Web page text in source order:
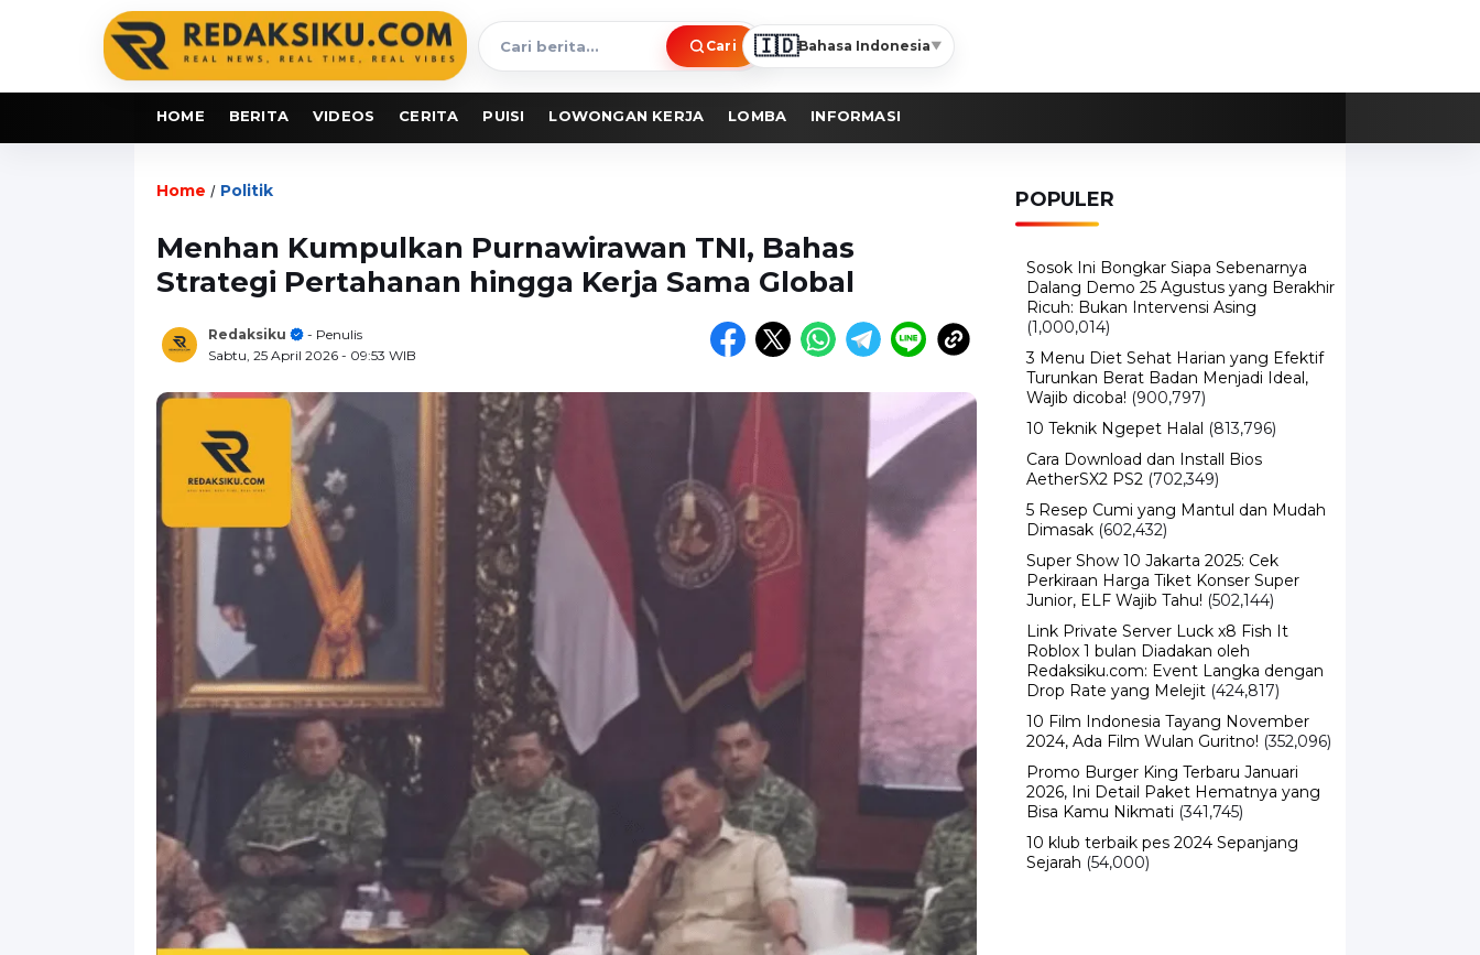
Cari
berita
Cari 🇮🇩Bahasa Indonesia▼
HOME BERITA VIDEOS CERITA PUISI LOWONGAN KERJA LOMBA INFORMASI
Home / Politik
Menhan Kumpulkan Purnawirawan TNI, Bahas
Strategi Pertahanan hingga Kerja Sama Global
Redaksiku
- Penulis
Sabtu, 25 April 2026 - 09:53 WIB
POPULER
Sosok Ini Bongkar Siapa Sebenarnya
Dalang Demo 25 Agustus yang Berakhir
Ricuh: Bukan Intervensi Asing
(1,000,014)
3 Menu Diet Sehat Harian yang Efektif
Turunkan Berat Badan Menjadi Ideal,
Wajib dicoba! (900,797)
10 Teknik Ngepet Halal (813,796)
Cara Download dan Install Bios
AetherSX2 PS2 (702,349)
5 Resep Cumi yang Mantul dan Mudah
Dimasak (602,432)
Super Show 10 Jakarta 2025: Cek
Perkiraan Harga Tiket Konser Super
Junior, ELF Wajib Tahu! (502,144)
Link Private Server Luck x8 Fish It
Roblox 1 bulan Diadakan oleh
Redaksiku.com: Event Langka dengan
Drop Rate yang Melejit (424,817)
10 Film Indonesia Tayang November
2024, Ada Film Wulan Guritno! (352,096)
Promo Burger King Terbaru Januari
2026, Ini Detail Paket Hematnya yang
Bisa Kamu Nikmati (341,745)
10 klub terbaik pes 2024 Sepanjang
Sejarah (54,000)